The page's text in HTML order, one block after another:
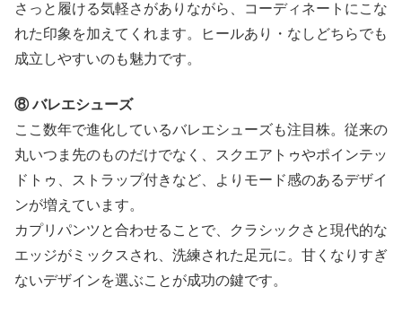
さっと履ける気軽さがありながら、コーディネートにこな
れた印象を加えてくれます。ヒールあり・なしどちらでも
成立しやすいのも魅力です。
⑧ バレエシューズ
ここ数年で進化しているバレエシューズも注目株。従来の
丸いつま先のものだけでなく、スクエアトゥやポインテッ
ドトゥ、ストラップ付きなど、よりモード感のあるデザイ
ンが増えています。
カプリパンツと合わせることで、クラシックさと現代的な
エッジがミックスされ、洗練された足元に。甘くなりすぎ
ないデザインを選ぶことが成功の鍵です。